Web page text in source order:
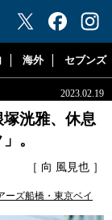
ビーリパブリック"
海外 セブンズ
2023.02.19
塚洸雅、休息
。
［ 向 風見也 ］
ーズ船橋・東京ベイ